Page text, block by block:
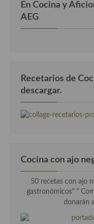
En Cocina y
AEG
Recetarios de
descargar.
Cocina con ajo
50 recetas con ajo
gastronómicos" "
donarán a